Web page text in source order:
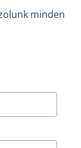
minden